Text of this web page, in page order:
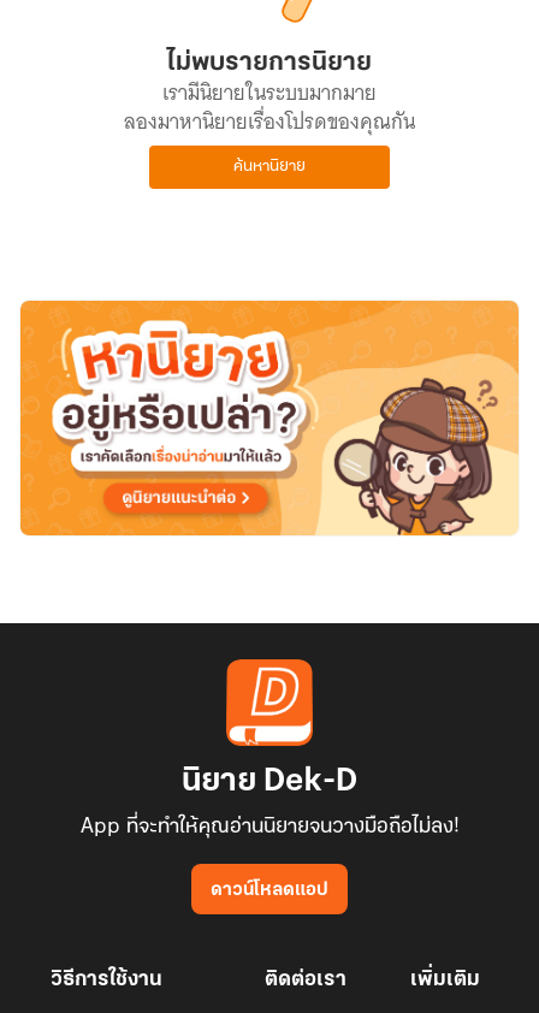
ไม่พบรายการนิยาย
เรามีนิยายในระบบมากมาย
ลองมาหานิยายเรื่องโปรดของคุณกัน
ค้นหานิยาย
นิยาย Dek-D
App ที่จะทำให้คุณอ่านนิยายจนวางมือถือไม่ลง!
ดาวน์โหลดแอป
วิธีการใช้งาน ติดต่อเรา เพิ่มเติม